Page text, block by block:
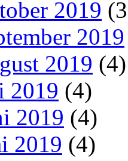
2019
2019
2019 (4)
2019 (4)
2019 (4)
2019 (4)